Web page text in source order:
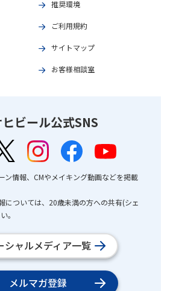
推奨環境
ご利用規約
サイトマップ
お客様相談室
ビール公式SNS
ン情報、CMやメイキング動画などを掲載
については、20歳未満の方への共有(シェ
。
シャルメディア一覧
メルマガ登録